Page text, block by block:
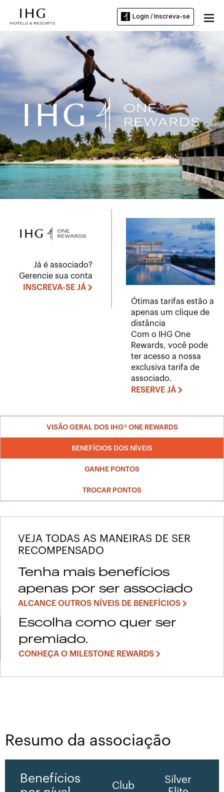
Login / Inscreva-se
Já é associado?
Gerencie sua conta
INSCREVA-SE JÁ
Ótimas tarifas estão a
apenas um clique de
distância
Com o IHG One
Rewards, você pode
ter acesso a nossa
exclusiva tarifa de
associado.
RESERVE JÁ
VISÃO GERAL DOS IHG® ONE REWARDS
BENEFÍCIOS DOS NÍVEIS
GANHE PONTOS
TROCAR PONTOS
VEJA TODAS AS MANEIRAS DE SER
RECOMPENSADO
Tenha mais benefícios
apenas por ser associado
ALCANCE OUTROS NÍVEIS DE BENEFÍCIOS
Escolha como quer ser
premiado.
CONHEÇA O MILESTONE REWARDS
Resumo da associação
Benefícios
Club
Silver